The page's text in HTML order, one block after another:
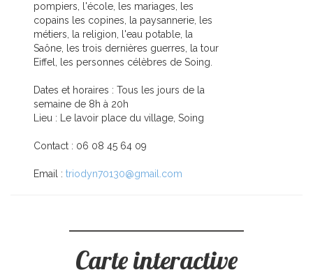
pompiers, l'école, les mariages, les
copains les copines, la paysannerie, les
métiers, la religion, l'eau potable, la
Saône, les trois dernières guerres, la tour
Eiffel, les personnes célèbres de Soing.
Dates et horaires : Tous les jours de la
semaine de 8h à 20h
Lieu : Le lavoir place du village, Soing
Contact : 06 08 45 64 09
Email : triodyn70130@gmail.com
Carte interactive